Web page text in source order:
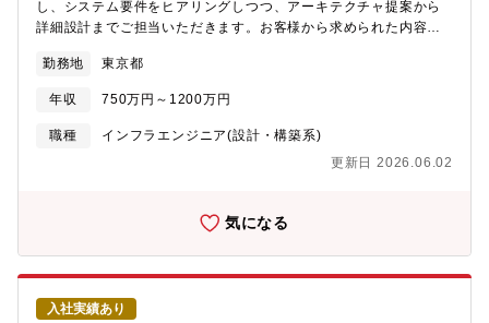
できる業務は膨大にあり、それらを実装に落とし込むだけでも大
きな価値が生まれます。一方で、画像・動画・リアルタイム監視
技術と向き合う最前線です。実装で確実に成果を出しながら、最
先端の領域で技術的なチャレンジを続けられる「実需に応える仕
面白さです。②上流設計から実装まで一気通貫で握れる、技術判
断のフルオーナーシップ新設組織のテクニカルリードとして、AI
はPoCの仮説設定から、エンジニアへのディレクション、本番運
用の品質管理まで一気通貫で握れます。部長直下のポジション
で、技術選定・アーキテクチャ・開発プロセスのすべてに自分の
意思決定が反映され、経営判断の「技術側の声」を担う立場で
す。③「1つの技術判断が複数の事業を動かす」横展開のスケール
同社には既に多数のBPO業務があり、その多くがAI導入の対象に
し、システム要件をヒアリングしつつ、アーキテクチャ提案から
詳細設計までご担当いただきます。お客様から求められた内容で
以外も）を組み合わせた提案・構成への見直し、さらにAWSのサ
ービスアップデートも含めた最新情報を日々キャッチアップし、
最適な設計を目指します。なお、利用技術はAWS導入（オンプレ
ミスからクラウドへの移行）からクラウドネイティブなサーバー
はエンジニアとして手を動かしつつも、プロジェクトマネジメン
【具体的には】プロジェクトを推進していくエンジニアとして、
AWSを活用したシステムの設計や構築を実施いただきます。■お
客様との打ち合わせ、提案およびヒアリング、プロジェクトハン
ドリング■要件定義、AWS設計、構築■AWS運用設計、継続的な改
善のための提案と実装・運用■顧客提案のためのアーキテクチャ・
技術検証（最先端の技術・サービスを実際に利用し提案に活かせ
勤務地 東京都
年収 750万円～1200万円
職種
インフラエンジニア(設計・構築系)
更新日 2026.06.02
気になる
入社実績あり